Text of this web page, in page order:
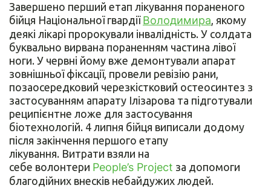
Завершено перший етап лікування пораненого
бійця Національної гвардії Володимира, якому
деякі лікарі пророкували інвалідність. У солдата
буквально вирвана пораненням частина лівої
ноги. У червні йому вже демонтували апарат
зовнішньої фіксації, провели ревізію рани,
позаосередковий черезкістковий остеосинтез з
застосуванням апарату Ілізарова та підготували
реципієнтне ложе для застосування
біотехнологій. 4 липня бійця виписали додому
після закінчення першого етапу
лікування. Витрати взяли на
себе волонтери People’s Project за допомоги
благодійних внесків небайдужих людей.